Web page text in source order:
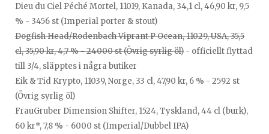
Dieu du Ciel Péché Mortel, 11019, Kanada, 34,1 cl, 46,90 kr, 9,5
% - 3456 st (Imperial porter & stout)
Dogfish Head/Rodenbach Viprant P Ocean, 11029, USA, 35,5
cl, 35,90 kr, 4,7 % - 24000 st (Övrig syrlig öl) - officiellt flyttad
till 3/4, släpptes i några butiker
Eik & Tid Krypto, 11039, Norge, 33 cl, 47,90 kr, 6 % - 2592 st
(Övrig syrlig öl)
FrauGruber Dimension Shifter, 1524, Tyskland, 44 cl (burk),
60 kr*, 7,8 % - 6000 st (Imperial/Dubbel IPA)